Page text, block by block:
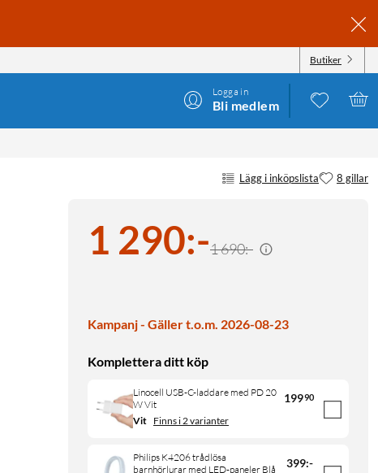
Butiker
Logga in
Bli medlem
Lägg i inköpslista 8 gillar
1 290:-1 690:-
Kampanj - Gäller t.o.m. 2026-08-23
Komplettera ditt köp
Linocell USB-C-laddare med PD 20
W Vit
19990
Vit Finns i 2 varianter
Philips K4206 trådlösa
barnhörlurar med LED-paneler Blå
399:-